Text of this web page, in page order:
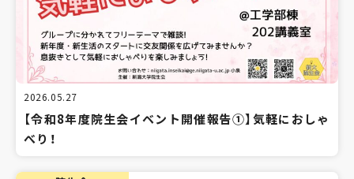
2026.05.27
【令和8年度院生会イベント開催報告①】気軽におしゃ
べり！